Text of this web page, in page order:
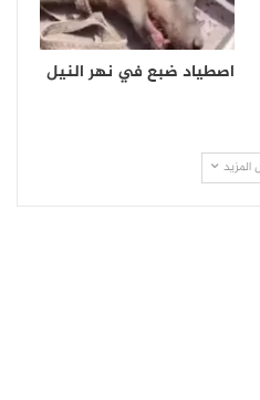
اصطياد ضبع في نهر النيل
المزيد